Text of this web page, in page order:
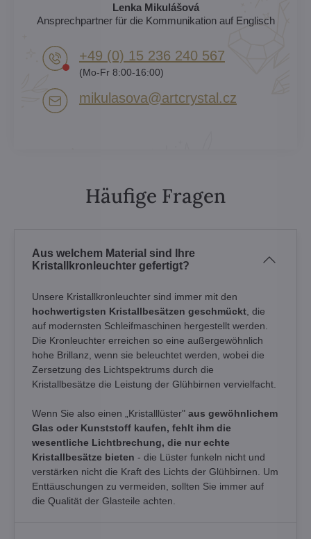
Lenka Mikulášová
Ansprechpartner für die Kommunikation auf Englisch
+49 (0) 15 236 240 567
(Mo-Fr 8:00-16:00)
mikulasova​@artcrystal​.cz
Häufige Fragen
Aus welchem Material sind Ihre
Kristallkronleuchter gefertigt?
Unsere Kristallkronleuchter sind immer mit den
hochwertigsten Kristallbesätzen geschmückt , die
auf modernsten Schleifmaschinen hergestellt werden.
Die Kronleuchter erreichen so eine außergewöhnlich
hohe Brillanz, wenn sie beleuchtet werden, wobei die
Zersetzung des Lichtspektrums durch die
Kristallbesätze die Leistung der Glühbirnen vervielfacht.
Wenn Sie also einen „Kristalllüster" aus gewöhnlichem
Glas oder Kunststoff kaufen, fehlt ihm die
wesentliche Lichtbrechung, die nur echte
Kristallbesätze bieten - die Lüster funkeln nicht und
verstärken nicht die Kraft des Lichts der Glühbirnen. Um
Enttäuschungen zu vermeiden, sollten Sie immer auf
die Qualität der Glasteile achten.